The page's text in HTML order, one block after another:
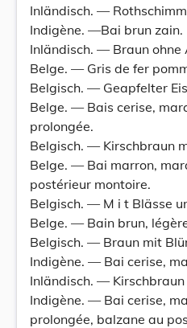
Inländisch. —
Indigène. —Bai brun zain.
Inländisch. — Braun ohne
Belge. — Gris de fer
Belgisch. — Geapfelter
Belge. — Bais cerise,
prolongée.
Belgisch. — Kirschbraun
Belge. — Bai marron,
postérieur montoire.
Belgisch. — M i t Blässe
Belge. — Bain brun,
Belgisch. — Braun mit
Indigène. — Bai cerise,
Inländisch. —
Indigène. — Bai cerise,
prolongée, balzane au